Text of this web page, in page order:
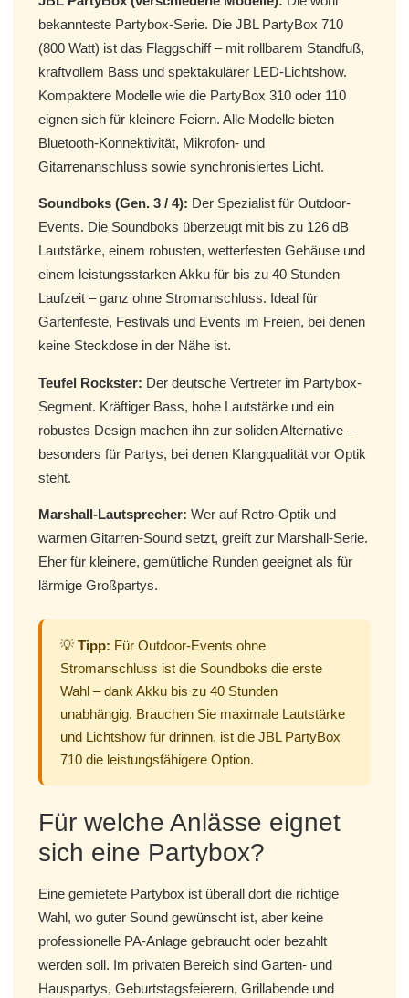
bekannteste Partybox-Serie. Die JBL PartyBox 710
(800 Watt) ist das Flaggschiff – mit rollbarem Standfuß,
kraftvollem Bass und spektakulärer LED-Lichtshow.
Kompaktere Modelle wie die PartyBox 310 oder 110
eignen sich für kleinere Feiern. Alle Modelle bieten
Bluetooth-Konnektivität, Mikrofon- und
Gitarrenanschluss sowie synchronisiertes Licht.
Soundboks (Gen. 3 / 4): Der Spezialist für Outdoor-
Events. Die Soundboks überzeugt mit bis zu 126 dB
Lautstärke, einem robusten, wetterfesten Gehäuse und
einem leistungsstarken Akku für bis zu 40 Stunden
Laufzeit – ganz ohne Stromanschluss. Ideal für
Gartenfeste, Festivals und Events im Freien, bei denen
keine Steckdose in der Nähe ist.
Teufel Rockster: Der deutsche Vertreter im Partybox-
Segment. Kräftiger Bass, hohe Lautstärke und ein
robustes Design machen ihn zur soliden Alternative –
besonders für Partys, bei denen Klangqualität vor Optik
steht.
Marshall-Lautsprecher: Wer auf Retro-Optik und
warmen Gitarren-Sound setzt, greift zur Marshall-Serie.
Eher für kleinere, gemütliche Runden geeignet als für
lärmige Großpartys.
💡 Tipp: Für Outdoor-Events ohne
Stromanschluss ist die Soundboks die erste
Wahl – dank Akku bis zu 40 Stunden
unabhängig. Brauchen Sie maximale Lautstärke
und Lichtshow für drinnen, ist die JBL PartyBox
710 die leistungsfähigere Option.
Für welche Anlässe eignet
sich eine Partybox?
Eine gemietete Partybox ist überall dort die richtige
Wahl, wo guter Sound gewünscht ist, aber keine
professionelle PA-Anlage gebraucht oder bezahlt
werden soll. Im privaten Bereich sind Garten- und
Hauspartys, Geburtstagsfeierern, Grillabende und